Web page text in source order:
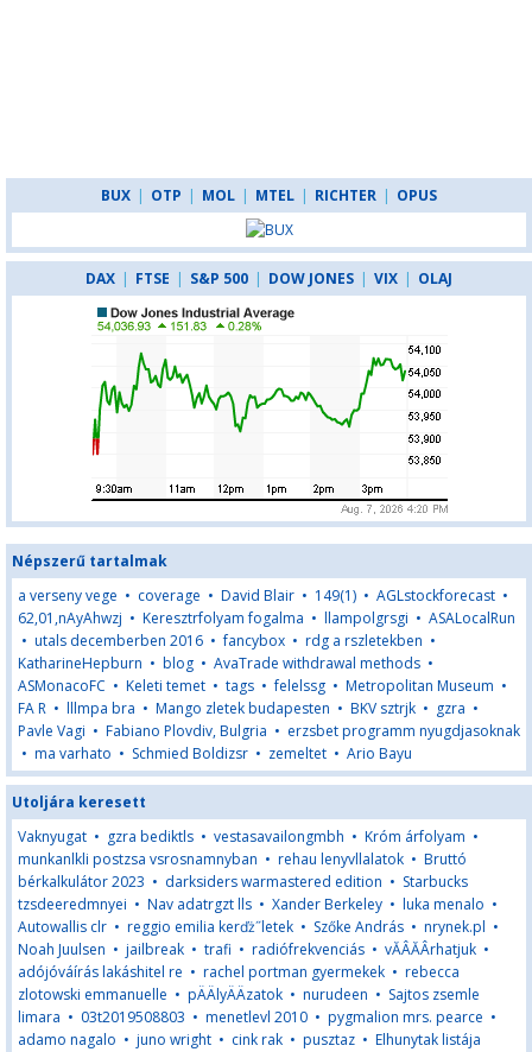
BUX | OTP | MOL | MTEL | RICHTER | OPUS
DAX | FTSE | S&P 500 | DOW JONES | VIX | OLAJ
Népszerű tartalmak
a verseny vege • coverage • David Blair • 149(1) • AGLstockforecast •
62,01,nAyAhwzj • Keresztrfolyam fogalma • llampolgrsgi • ASALocalRun
• utals decemberben 2016 •fancybox • rdg a rszletekben •
KatharineHepburn • blog • AvaTrade withdrawal methods •
ASMonacoFC • Keleti temet • tags •felelssg • Metropolitan Museum •
FA R • lllmpa bra • Mango zletek budapesten • BKV sztrjk • gzra •
Pavle Vagi • Fabiano Plovdiv, Bulgria • erzsbet programm nyugdjasoknak
• ma varhato • Schmied Boldizsr • zemeltet • Ario Bayu
Utoljára keresett
Vaknyugat • gzra bediktls • vestasavailongmbh • Króm árfolyam •
munkanlkli postzsa vsrosnamnyban • rehau lenyvllalatok • Bruttó
bérkalkulátor 2023 • darksiders warmastered edition • Starbucks
tzsdeeredmnyei • Nav adatrgzt lls • Xander Berkeley • luka menalo •
Autowallis clr • reggio emilia kerďż˝letek • Szőke András • nrynek.pl •
Noah Juulsen • jailbreak • trafi • radiófrekvenciás • vĂÂĂÂrhatjuk •
adójóváírás lakáshitel re • rachel portman gyermekek • rebecca
zlotowski emmanuelle • pÄÄlyÄÄzatok • nurudeen • Sajtos zsemle
limara • 03t2019508803 • menetlevl 2010 • pygmalion mrs. pearce •
adamo nagalo • juno wright • cink rak • pusztaz • Elhunytak listája